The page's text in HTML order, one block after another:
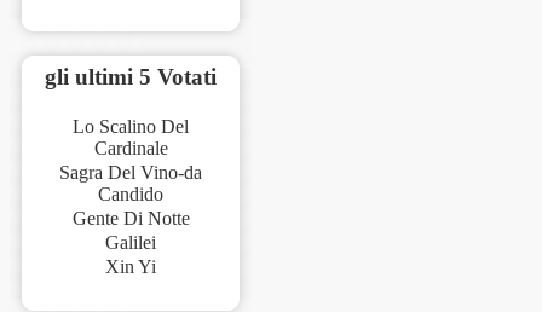
gli ultimi 5 Votati
Lo Scalino Del
Cardinale
Sagra Del Vino-da
Candido
Gente Di Notte
Galilei
Xin Yi